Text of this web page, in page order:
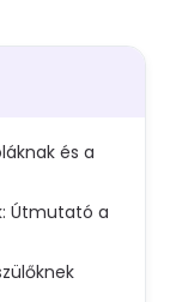
és a
Útmutató a